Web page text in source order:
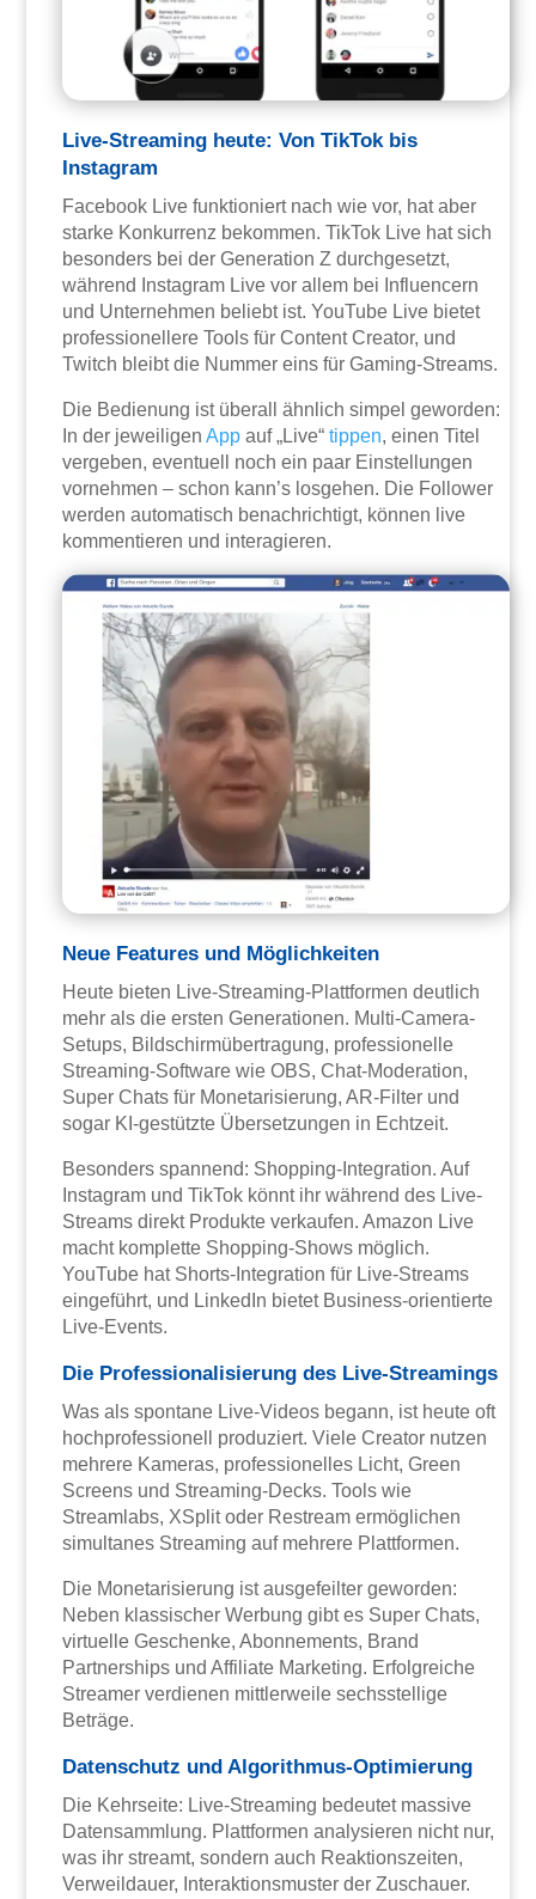
Live-Streaming heute: Von TikTok bis
Instagram
Facebook Live funktioniert nach wie vor, hat aber
starke Konkurrenz bekommen. TikTok Live hat sich
besonders bei der Generation Z durchgesetzt,
während Instagram Live vor allem bei Influencern
und Unternehmen beliebt ist. YouTube Live bietet
professionellere Tools für Content Creator, und
Twitch bleibt die Nummer eins für Gaming-Streams.
Die Bedienung ist überall ähnlich simpel geworden:
In der jeweiligenApp auf „Live“tippen, einen Titel
vergeben, eventuell noch ein paar Einstellungen
vornehmen – schon kann’s losgehen. Die Follower
werden automatisch benachrichtigt, können live
kommentieren und interagieren.
Neue Features und Möglichkeiten
Heute bieten Live-Streaming-Plattformen deutlich
mehr als die ersten Generationen. Multi-Camera-
Setups, Bildschirmübertragung, professionelle
Streaming-Software wie OBS, Chat-Moderation,
Super Chats für Monetarisierung, AR-Filter und
sogar KI-gestützte Übersetzungen in Echtzeit.
Besonders spannend: Shopping-Integration. Auf
Instagram und TikTok könnt ihr während des Live-
Streams direkt Produkte verkaufen. Amazon Live
macht komplette Shopping-Shows möglich.
YouTube hat Shorts-Integration für Live-Streams
eingeführt, und LinkedIn bietet Business-orientierte
Live-Events.
Die Professionalisierung des Live-Streamings
Was als spontane Live-Videos begann, ist heute oft
hochprofessionell produziert. Viele Creator nutzen
mehrere Kameras, professionelles Licht, Green
Screens und Streaming-Decks. Tools wie
Streamlabs, XSplit oder Restream ermöglichen
simultanes Streaming auf mehrere Plattformen.
Die Monetarisierung ist ausgefeilter geworden:
Neben klassischer Werbung gibt es Super Chats,
virtuelle Geschenke, Abonnements, Brand
Partnerships und Affiliate Marketing. Erfolgreiche
Streamer verdienen mittlerweile sechsstellige
Beträge.
Datenschutz und Algorithmus-Optimierung
Die Kehrseite: Live-Streaming bedeutet massive
Datensammlung. Plattformen analysieren nicht nur,
was ihr streamt, sondern auch Reaktionszeiten,
Verweildauer, Interaktionsmuster der Zuschauer.